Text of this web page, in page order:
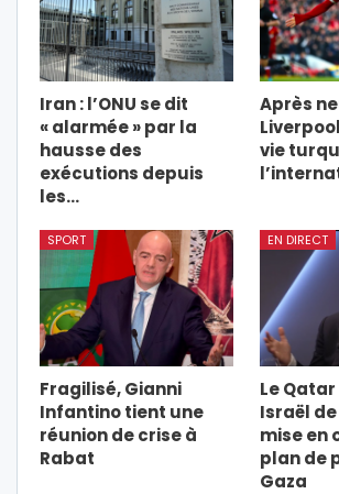
Iran : l’ONU se dit
« alarmée » par la
hausse des
exécutions depuis
les…
Après
vie
SPORT
Fragilisé, Gianni
Infantino tient une
réunion de crise à
Rabat
EN DIRECT
Le
Israël
mise en
plan de
Gaza